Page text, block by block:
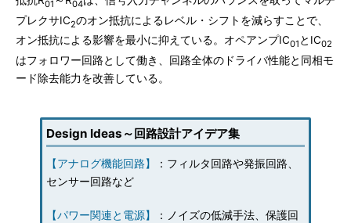
01 04
プレクサIC2のオン抵抗によるレベル・シフトを減らすことで、
オン抵抗による影響を最小に抑えている。オペアンプIC01 とIC02
はフォロワー回路として働き、回路全体のドライバ性能と同相モ
ード除去能力を改善している。
Design Ideas～回路設計アイデア集
【アナログ機能回路】
：フィルタ回路や発振回路、
センサー回路など
【パワー関連と電源】
：ノイズの低減手法、保護回